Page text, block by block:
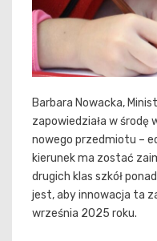
Barbara Nowacka,
zapowiedziała w środę
nowego przedmiotu –
kierunek ma zostać
drugich klas szkół
jest, aby innowacja ta
września 2025 roku.